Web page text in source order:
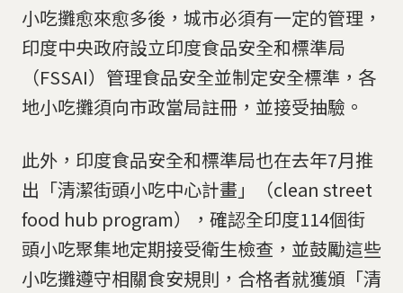
小吃攤愈來愈多後，城市必須有一定的管理，
印度中央政府設立印度食品安全和標準局
（FSSAI）管理食品安全並制定安全標準，各
地小吃攤須向市政當局註冊，並接受抽驗。
此外，印度食品安全和標準局也在去年7月推
出「清潔街頭小吃中心計畫」（clean street
food hub program），確認全印度114個街
頭小吃聚集地定期接受衛生檢查，並鼓勵這些
小吃攤遵守相關食安規則，合格者就獲頒「清